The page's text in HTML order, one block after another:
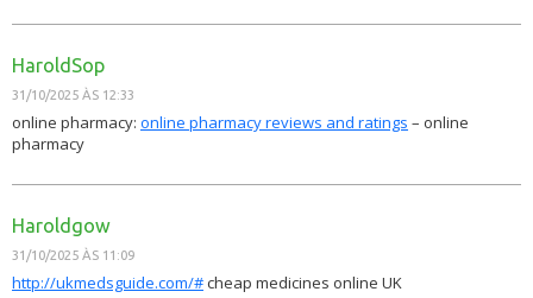
HaroldSop
31/10/2025 ÀS 12:33
online pharmacy: online pharmacy reviews and ratings – online
pharmacy
Haroldgow
31/10/2025 ÀS 11:09
http://ukmedsguide.com/#cheap medicines online UK